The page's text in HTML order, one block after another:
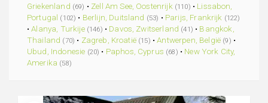
Griekenland (69) • Zell Am See, Oostenrijk (110) • Lissabon,
Portugal (102) • Berlijn, Duitsland (53) • Parijs, Frankrijk (122)
•Alanya, Turkije (146) • Davos, Zwitserland (41) • Bangkok,
Thailand (70) • Zagreb, Kroatië (15) •Antwerpen, België (9) •
Ubud, Indonesie (20) • Paphos, Cyprus (68) • New York City,
Amerika (58)